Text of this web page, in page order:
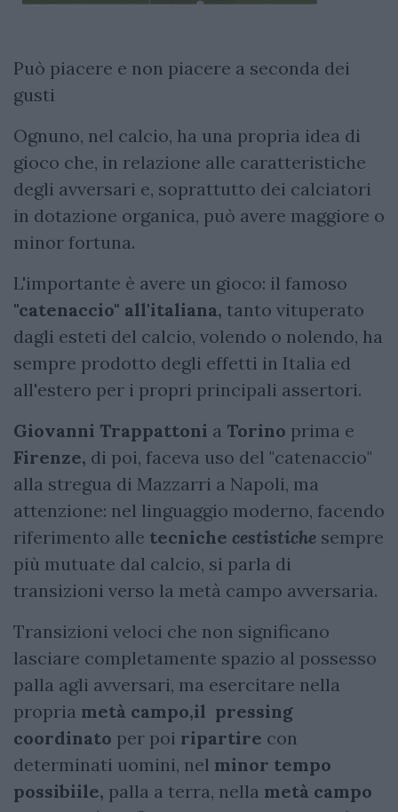
Può piacere e non piacere a seconda dei
gusti
Ognuno, nel calcio, ha una propria idea di
gioco che, in relazione alle caratteristiche
degli avversari e, soprattutto dei calciatori
in dotazione organica, può avere maggiore o
minor fortuna.
L'importante è avere un gioco: il famoso
"catenaccio" all'italiana, tanto vituperato
dagli esteti del calcio, volendo o nolendo, ha
sempre prodotto degli effetti in Italia ed
all'estero per i propri principali assertori.
Giovanni Trappattoni a Torino prima e
Firenze, di poi, faceva uso del "catenaccio"
alla stregua di Mazzarri a Napoli, ma
attenzione: nel linguaggio moderno, facendo
riferimento alle tecniche cestistiche sempre
più mutuate dal calcio, si parla di
transizioni verso la metà campo avversaria.
Transizioni veloci che non significano
lasciare completamente spazio al possesso
palla agli avversari, ma esercitare nella
propria metà campo,il pressing
coordinato per poi ripartire con
determinati uomini, nel minor tempo
possibiile, palla a terra, nella metà campo